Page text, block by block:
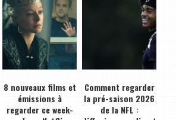
8 nouveaux films et
émissions à
regarder ce week-
Comment regarder
la pré-saison 2026
de la NFL :